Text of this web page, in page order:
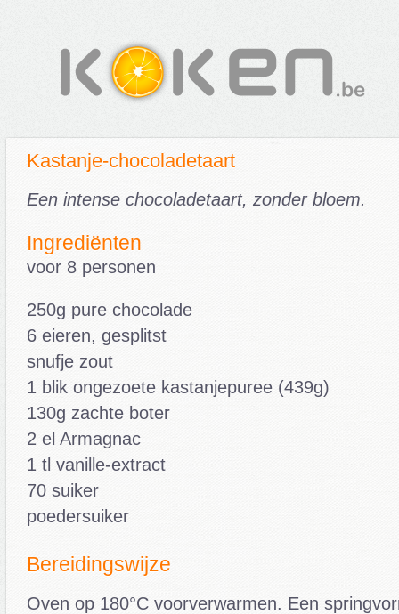
Kastanje-chocoladetaart
Een intense chocoladetaart, zonder bloem.
Ingrediënten
voor 8 personen
250g pure chocolade
6 eieren, gesplitst
snufje zout
1 blik ongezoete kastanjepuree (439g)
130g zachte boter
2 el Armagnac
1 tl vanille-extract
70 suiker
poedersuiker
Bereidingswijze
Oven op 180°C voorverwarmen. Een